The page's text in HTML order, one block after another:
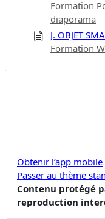
Formation
diaporama
J. OBJET
Formation
Obtenir l’app mobile
Passer au thème
Contenu protégé
reproduction